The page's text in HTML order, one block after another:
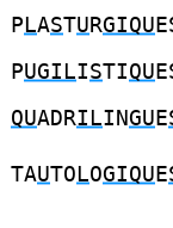
P LASTU RGIQU
PUGILISTIQU
QUADRILINGU E
TAUTO LOGIQU E